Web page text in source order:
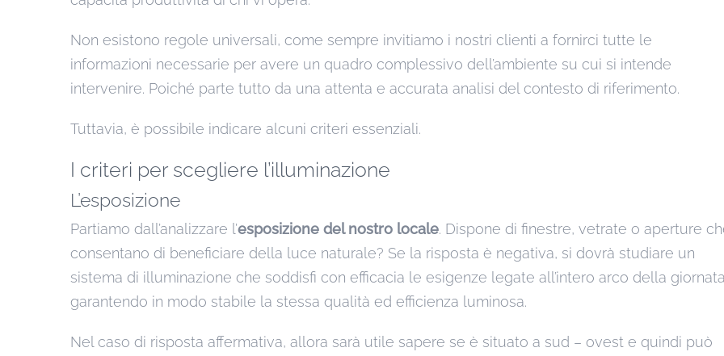
Non esistono regole universali, come sempre invitiamo i nostri clienti a fornirci tutte le
informazioni necessarie per avere un quadro complessivo dell’ambiente su cui si intende
intervenire. Poiché parte tutto da una attenta e accurata analisi del contesto di riferimento.
Tuttavia, è possibile indicare alcuni criteri essenziali.
I criteri per scegliere l’illuminazione
L’esposizione
Partiamo dall’analizzare l’esposizione del nostro locale. Dispone di finestre, vetrate o aperture
consentano di beneficiare della luce naturale? Se la risposta è negativa, si dovrà studiare un
sistema di illuminazione che soddisfi con efficacia le esigenze legate all’intero arco della
garantendo in modo stabile la stessa qualità ed efficienza luminosa.
Nel caso di risposta affermativa, allora sarà utile sapere se è situato a sud – ovest e quindi può